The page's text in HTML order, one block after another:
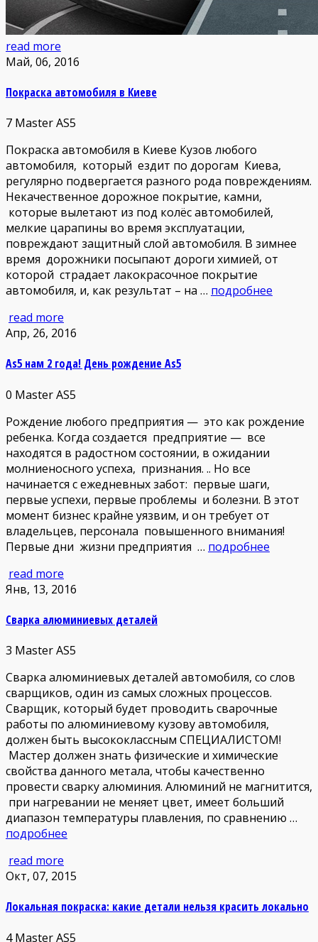
read more
Май, 06, 2016
Покраска автомобиля в Киеве
7 Master AS5
Покраска автомобиля в Киеве Кузов любого
автомобиля, который ездит по дорогам Киева,
регулярно подвергается разного рода повреждениям.
Некачественное дорожное покрытие, камни,
которые вылетают из под колёс автомобилей,
мелкие царапины во время эксплуатации,
повреждают защитный слой автомобиля. В зимнее
время дорожники посыпают дороги химией, от
которой страдает лакокрасочное покрытие
автомобиля, и, как результат – на … подробнее
read more
Апр, 26, 2016
As5 нам 2 года! День рождение As5
0 Master AS5
Рождение любого предприятия — это как рождение
ребенка. Когда создается предприятие — все
находятся в радостном состоянии, в ожидании
молниеносного успеха, признания. .. Но все
начинается с ежедневных забот: первые шаги,
первые успехи, первые проблемы и болезни. В этот
момент бизнес крайне уязвим, и он требует от
владельцев, персонала повышенного внимания!
Первые дни жизни предприятия … подробнее
read more
Янв, 13, 2016
Сварка алюминиевых деталей
3 Master AS5
Сварка алюминиевых деталей автомобиля, со слов
сварщиков, один из самых сложных процессов.
Сварщик, который будет проводить сварочные
работы по алюминиевому кузову автомобиля,
должен быть высококлассным СПЕЦИАЛИСТОМ!
Мастер должен знать физические и химические
свойства данного метала, чтобы качественно
провести сварку алюминия. Алюминий не магнитится,
при нагревании не меняет цвет, имеет больший
диапазон температуры плавления, по сравнению …
подробнее
read more
Окт, 07, 2015
Локальная покраска: какие детали нельзя красить локально
4 Master AS5